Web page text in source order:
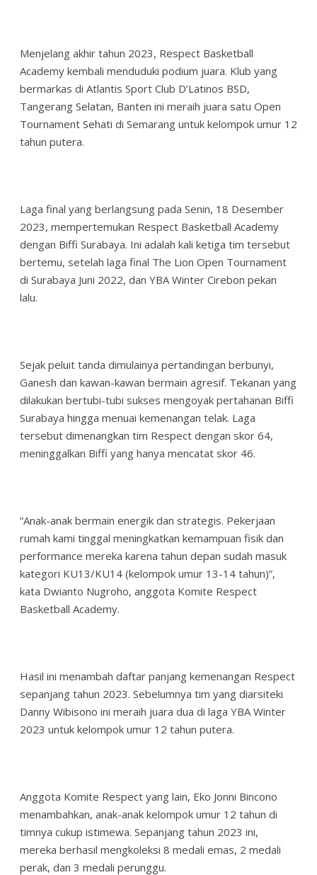
Menjelang akhir tahun 2023, Respect Basketball
Academy kembali menduduki podium juara. Klub yang
bermarkas di Atlantis Sport Club D’Latinos BSD,
Tangerang Selatan, Banten ini meraih juara satu Open
Tournament Sehati di Semarang untuk kelompok umur 12
tahun putera.
Laga final yang berlangsung pada Senin, 18 Desember
2023, mempertemukan Respect Basketball Academy
dengan Biffi Surabaya. Ini adalah kali ketiga tim tersebut
bertemu, setelah laga final The Lion Open Tournament
di Surabaya Juni 2022, dan YBA Winter Cirebon pekan
lalu.
Sejak peluit tanda dimulainya pertandingan berbunyi,
Ganesh dan kawan-kawan bermain agresif. Tekanan yang
dilakukan bertubi-tubi sukses mengoyak pertahanan Biffi
Surabaya hingga menuai kemenangan telak. Laga
tersebut dimenangkan tim Respect dengan skor 64,
meninggalkan Biffi yang hanya mencatat skor 46.
“Anak-anak bermain energik dan strategis. Pekerjaan
rumah kami tinggal meningkatkan kemampuan fisik dan
performance mereka karena tahun depan sudah masuk
kategori KU13/KU14 (kelompok umur 13-14 tahun)”,
kata Dwianto Nugroho, anggota Komite Respect
Basketball Academy.
Hasil ini menambah daftar panjang kemenangan Respect
sepanjang tahun 2023. Sebelumnya tim yang diarsiteki
Danny Wibisono ini meraih juara dua di laga YBA Winter
2023 untuk kelompok umur 12 tahun putera.
Anggota Komite Respect yang lain, Eko Jonni Bincono
menambahkan, anak-anak kelompok umur 12 tahun di
timnya cukup istimewa. Sepanjang tahun 2023 ini,
mereka berhasil mengkoleksi 8 medali emas, 2 medali
perak, dan 3 medali perunggu.